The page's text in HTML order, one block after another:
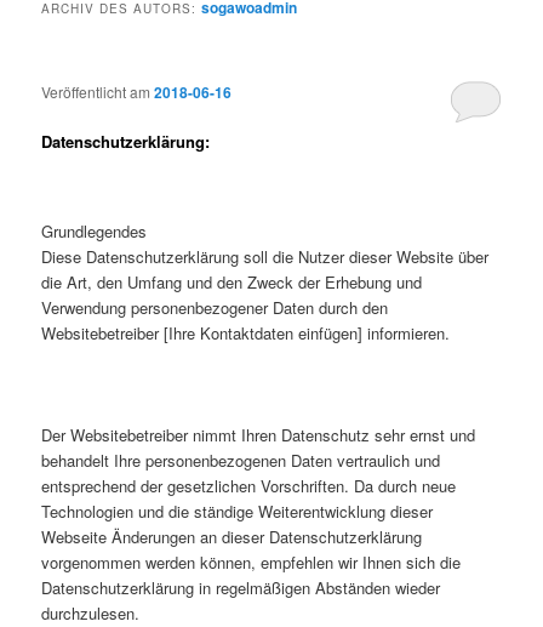
ARCHIV DES AUTORS:sogawoadmin
Veröffentlicht am2018-06-16
Datenschutzerklärung:
Grundlegendes
Diese Datenschutzerklärung soll die Nutzer dieser Website über
die Art, den Umfang und den Zweck der Erhebung und
Verwendung personenbezogener Daten durch den
Websitebetreiber [Ihre Kontaktdaten einfügen] informieren.
Der Websitebetreiber nimmt Ihren Datenschutz sehr ernst und
behandelt Ihre personenbezogenen Daten vertraulich und
entsprechend der gesetzlichen Vorschriften. Da durch neue
Technologien und die ständige Weiterentwicklung dieser
Webseite Änderungen an dieser Datenschutzerklärung
vorgenommen werden können, empfehlen wir Ihnen sich die
Datenschutzerklärung in regelmäßigen Abständen wieder
durchzulesen.